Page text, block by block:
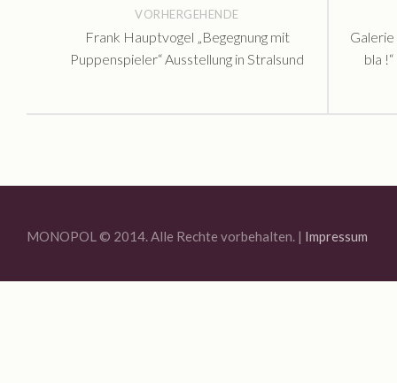
Offene Ateliers ’15
KUNST:offen ’15
Galerie
bla
VORHERGEHENDE
Frank Hauptvogel „Begegnung mit
Puppenspieler“ Ausstellung in Stralsund
MONOPOL © 2014. Alle Rechte vorbehalten. | Impressum